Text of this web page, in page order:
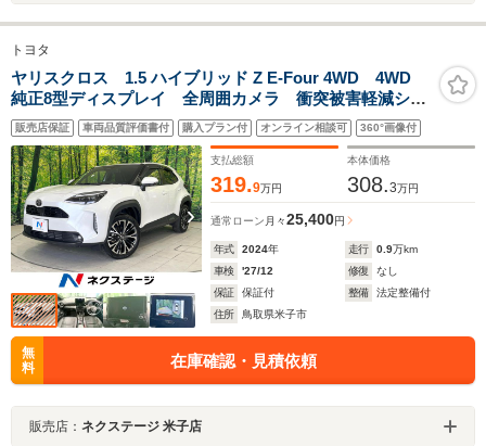
トヨタ
ヤリスクロス 1.5 ハイブリッド Z E-Four 4WD 4WD
純正8型ディスプレイ 全周囲カメラ 衝突被害軽減シス
テム レーダークルーズ 禁煙車 電動リアゲート パ
ワーシート ドラレコ コーナーセンサー スマートキ
ー LEDヘッド ETC2.0
販売店保証 車両品質評価書付 購入プラン付 オンライン相談可 360°画像付
支払総額
319.9万円
本体価格
308.3万円
通常ローン 月々25,400円
年式 2024年 走行 0.9万km
車検
'27/12 修復
なし
保証
保証付 整備
法定整備付
住所
鳥取県米子市
無
料
在庫確認・見積依頼
販売店： ネクステージ 米子店